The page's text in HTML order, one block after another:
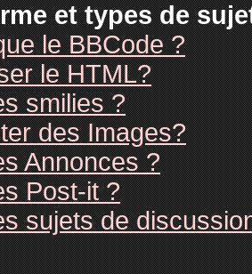
et types de
le BBCode ?
le HTML?
smilies ?
des Images?
Annonces ?
Post-it ?
sujets de